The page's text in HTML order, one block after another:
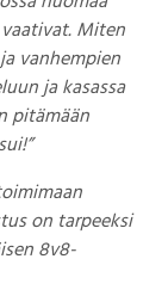
Miten
vanhempien
ja kasassa
pitämään
on tarpeeksi
8v8-